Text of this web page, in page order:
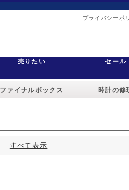
プライバシーポ
売りたい セール
ファイナルボックス 時計の修
すべて表示